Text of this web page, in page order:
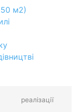
м2)
реалізації